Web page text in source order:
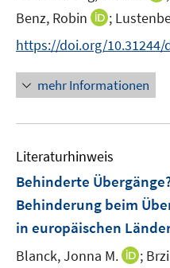
t
Benz, Robin
I
n
e
u
F
n
s
t
;
https://doi.org/10.31244/
mehr Informationen
Literaturhinweis
Behinderte
Behinderung beim
in europäischen
Blanck, Jonna M.
I;